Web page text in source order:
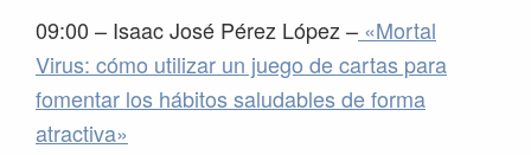
09:00 – Isaac José Pérez López – «Mortal
Virus: cómo utilizar un juego de cartas para
fomentar los hábitos saludables de forma
atractiva»